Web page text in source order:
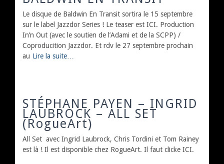
Le disque de Baldwin En Transit sortira le 15 septembre
sur le label Jazzdor Series ! Le teaser est ICI. Production
In’n Out (avec le soutien de l’Adami et de la SCPP) /
Coproducition Jazzdor. Et rdv le 27 septembre prochain
au Lire la suite…
STÉPHANE PAYEN – INGRID
LAUBROCK – ALL SET
(RogueArt)
All Set avec Ingrid Laubrock, Chris Tordini et Tom Rainey
est là ! Il est disponible chez RogueArt. Il faut clicke ICI.